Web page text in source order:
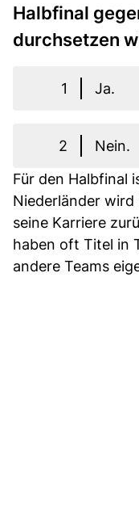
Halbfinal
durchsetzen
1 Ja.
2
Nein.
Für den Halbfinal
Niederländer wird
seine Karriere
haben oft Titel in
andere Teams